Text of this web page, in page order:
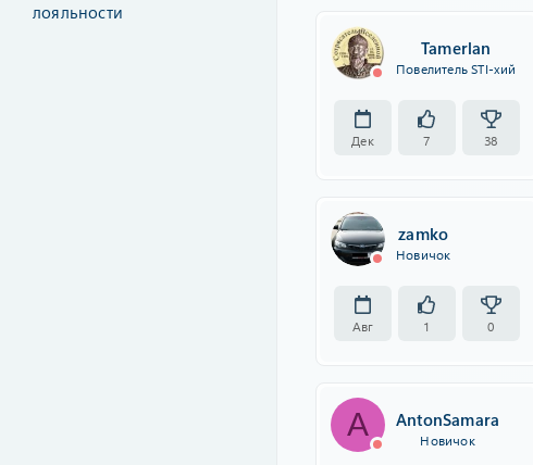
лояльности
Tamerlan
Повелитель STI-хий
Дек 7 38
zamko
Новичок
Авг 1 0
A AntonSamara
Новичок